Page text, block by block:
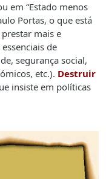
em “Estado menos
Portas, o que está
mais e
de
segurança social,
etc.). Destruir
insiste em políticas